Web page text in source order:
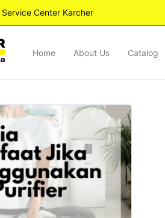
Center Karcher
Home About Us Catalog